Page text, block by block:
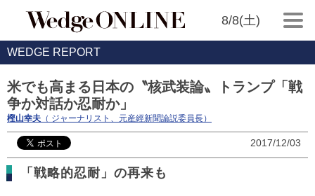
8/8(土)
WEDGE REPORT
米でも高まる日本の〝核武装論〟トランプ「戦
争か対話か忍耐か」
樫山幸夫 （ ジャーナリスト、元産經新聞論説委員長）
2017/12/03
「戦略的忍耐」の再来も